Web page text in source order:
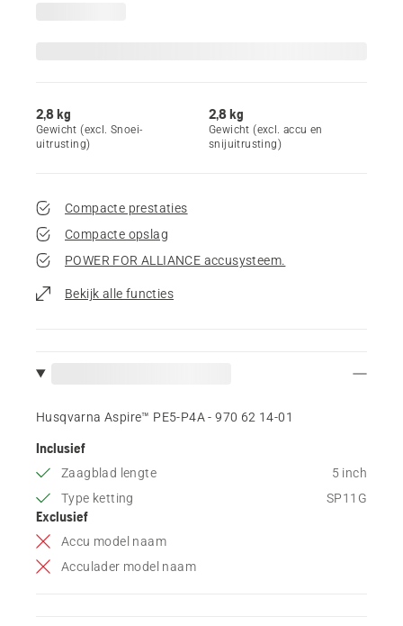
2,8 kg
Gewicht (excl. Snoei-
uitrusting)
2,8 kg
Gewicht (excl. accu en
snijuitrusting)
Compacte prestaties
Compacte opslag
POWER FOR ALLIANCE accusysteem.
Bekijk alle functies
Husqvarna Aspire™ PE5-P4A - 970 62 14‑01
Inclusief
Zaagblad lengte
5 inch
Type ketting
SP11G
Exclusief
Accu model naam
Acculader model naam